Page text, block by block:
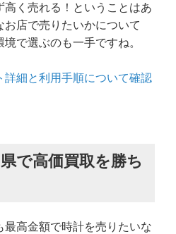
高く売れる！ということはあ
お店で売りたいかについて
で選ぶのも一手ですね。
詳細と利用手順について確認
県で高価買取を勝ち
高金額で時計を売りたいな